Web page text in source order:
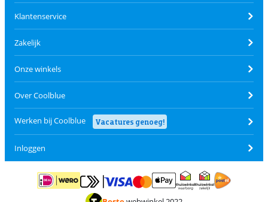
Klantenservice
Zakelijk
Onze winkels
Over Coolblue
Werken bij Coolblue Vacatures genoeg!
Inloggen
Betalen met iDEAL | WeroBetalen met MasterCard en Visa via ClickToPay
Betalen met ApplePay
Thuiswinkel waarborg